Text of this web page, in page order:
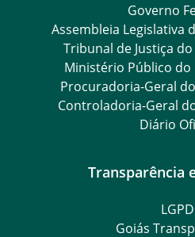
Governo
Assembleia Legislativa
Tribunal de Justiça
Ministério Público do
Procuradoria-Geral
Controladoria-Geral
Diário
Transparência
LGPD
Goiás